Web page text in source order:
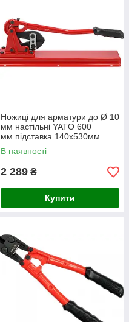
Ножиці для арматури до Ø 10
мм настільні YATO 600
мм підставка 140х530мм
В наявності
2 289 ₴
Купити